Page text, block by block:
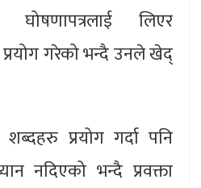
लिएर
गरेको भन्दै उनले खेद्
प्रयोग गर्दा पनि
नदिएको भन्दै प्रवक्ता